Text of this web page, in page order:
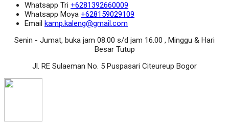
Whatsapp Tri +6281392660009
Whatsapp Moya +628159029109
Email kamp.kaleng@gmail.com
Senin - Jumat, buka jam 08.00 s/d jam 16.00 , Minggu & Hari
Besar Tutup
Jl. RE Sulaeman No. 5 Puspasari Citeureup Bogor